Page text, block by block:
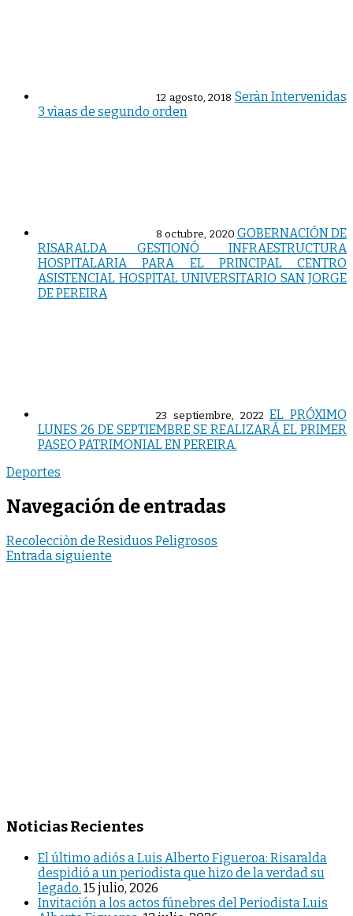
12 agosto, 2018 Seràn Intervenidas
3 vìaas de segundo orden
8 octubre, 2020 GOBERNACIÓN DE
RISARALDA GESTIONÓ INFRAESTRUCTURA
HOSPITALARIA PARA EL PRINCIPAL CENTRO
ASISTENCIAL HOSPITAL UNIVERSITARIO SAN JORGE
DE PEREIRA
23 septiembre, 2022 EL PRÓXIMO
LUNES 26 DE SEPTIEMBRE SE REALIZARÁ EL PRIMER
PASEO PATRIMONIAL EN PEREIRA.
Deportes
Navegación de entradas
Recolecciòn de Residuos Peligrosos
Entrada siguiente
Noticias Recientes
El último adiós a Luis Alberto Figueroa: Risaralda
despidió a un periodista que hizo de la verdad su
legado. 15 julio, 2026
Invitación a los actos fúnebres del Periodista Luis